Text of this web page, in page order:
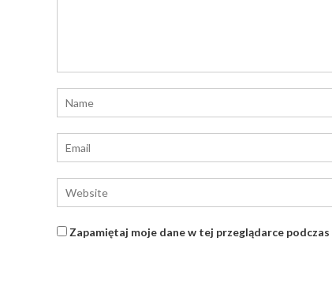
Zapamiętaj moje dane w tej przeglądarce